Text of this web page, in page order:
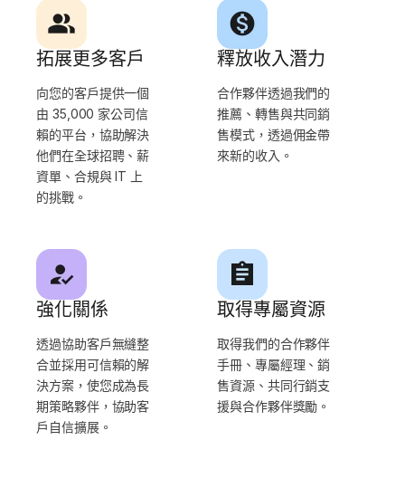
拓展更多客戶
向您的客戶提供一個
由 35,000 家公司信
賴的平台，協助解決
他們在全球招聘、薪
資單、合規與 IT 上
的挑戰。
釋放收入潛力
合作夥伴透過我們的
推薦、轉售與共同銷
售模式，透過佣金帶
來新的收入。
強化關係
透過協助客戶無縫整
合並採用可信賴的解
決方案，使您成為長
期策略夥伴，協助客
戶自信擴展。
取得專屬資源
取得我們的合作夥伴
手冊、專屬經理、銷
售資源、共同行銷支
援與合作夥伴獎勵。